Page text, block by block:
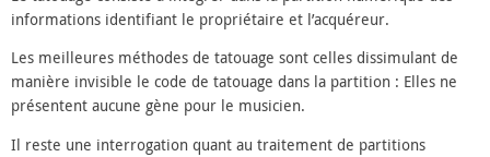
informations identifiant le propriétaire et l’acquéreur.
Les meilleures méthodes de tatouage sont celles dissimulant de
manière invisible le code de tatouage dans la partition : Elles ne
présentent aucune gène pour le musicien.
Il reste une interrogation quant au traitement de partitions